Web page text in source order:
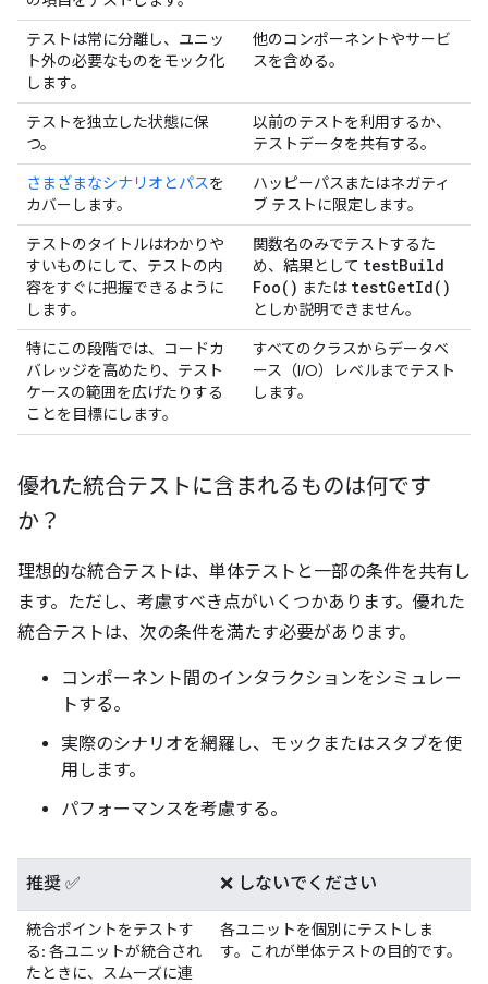
テストは常に分離し、ユニッ
ト外の必要なものをモック化
します。
他のコンポーネントやサービ
スを含める。
テストを独立した状態に保
つ。
以前のテストを利用するか、
テストデータを共有する。
さまざまなシナリオとパスを
カバーします。
ハッピーパスまたはネガティ
ブ テストに限定します。
テストのタイトルはわかりや
すいものにして、テストの内
容をすぐに把握できるように
します。
関数名のみでテストするた
め、結果として testBuild
Foo( ) または testGetId( )
としか説明できません。
特にこの段階では、コードカ
バレッジを高めたり、テスト
ケースの範囲を広げたりする
ことを目標にします。
すべてのクラスからデータベ
ース（I/O）レベルまでテスト
します。
優れた統合テストに含まれるものは何です
か？
理想的な統合テストは、単体テストと一部の条件を共有し
ます。ただし、考慮すべき点がいくつかあります。優れた
統合テストは、次の条件を満たす必要があります。
コンポーネント間のインタラクションをシミュレー
トする。
実際のシナリオを網羅し、モックまたはスタブを使
用します。
パフォーマンスを考慮する。
推奨 ✅ ❌ しないでください
統合ポイントをテストす
る: 各ユニットが統合され
たときに、スムーズに連
各ユニットを個別にテストしま
す。これが単体テストの目的です。